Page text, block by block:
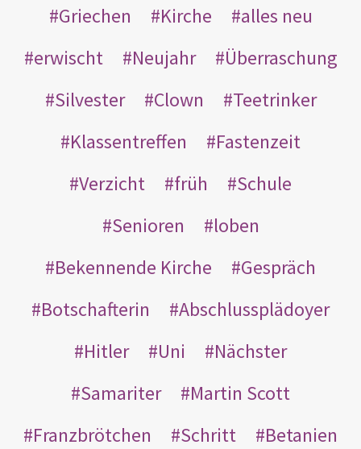
Griechen
Kirche
alles neu
erwischt
Neujahr
Überraschung
Silvester
Clown
Teetrinker
Klassentreffen
Fastenzeit
Verzicht
früh
Schule
Senioren
loben
Bekennende Kirche
Gespräch
Botschafterin
Abschlussplädoyer
Hitler
Uni
Nächster
Samariter
Martin Scott
Franzbrötchen
Schritt
Betanien